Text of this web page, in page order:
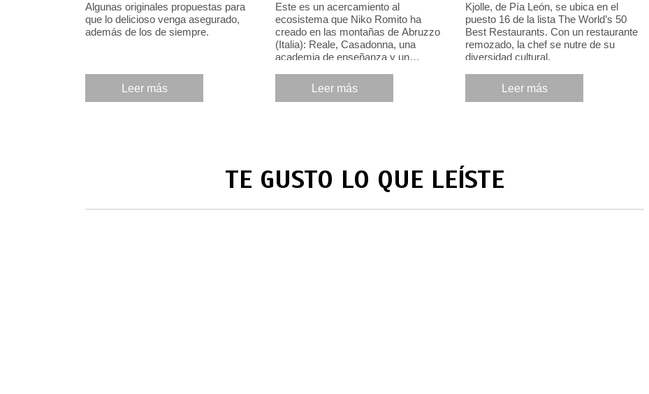
Algunas originales propuestas para
que lo delicioso venga asegurado,
además de los de siempre.
Leer más
Este es un acercamiento al
ecosistema que Niko Romito ha
creado en las montañas de Abruzzo
(Italia): Reale, Casadonna, una
academia de enseñanza y un
comunidad.Leer más
Kjolle, de Pía León, se ubica en el
puesto 16 de la lista The World’s 50
Best Restaurants. Con un restaurante
remozado, la chef se nutre de su
diversidad cultural.
Leer más
TE GUSTO LO QUE LEÍSTE